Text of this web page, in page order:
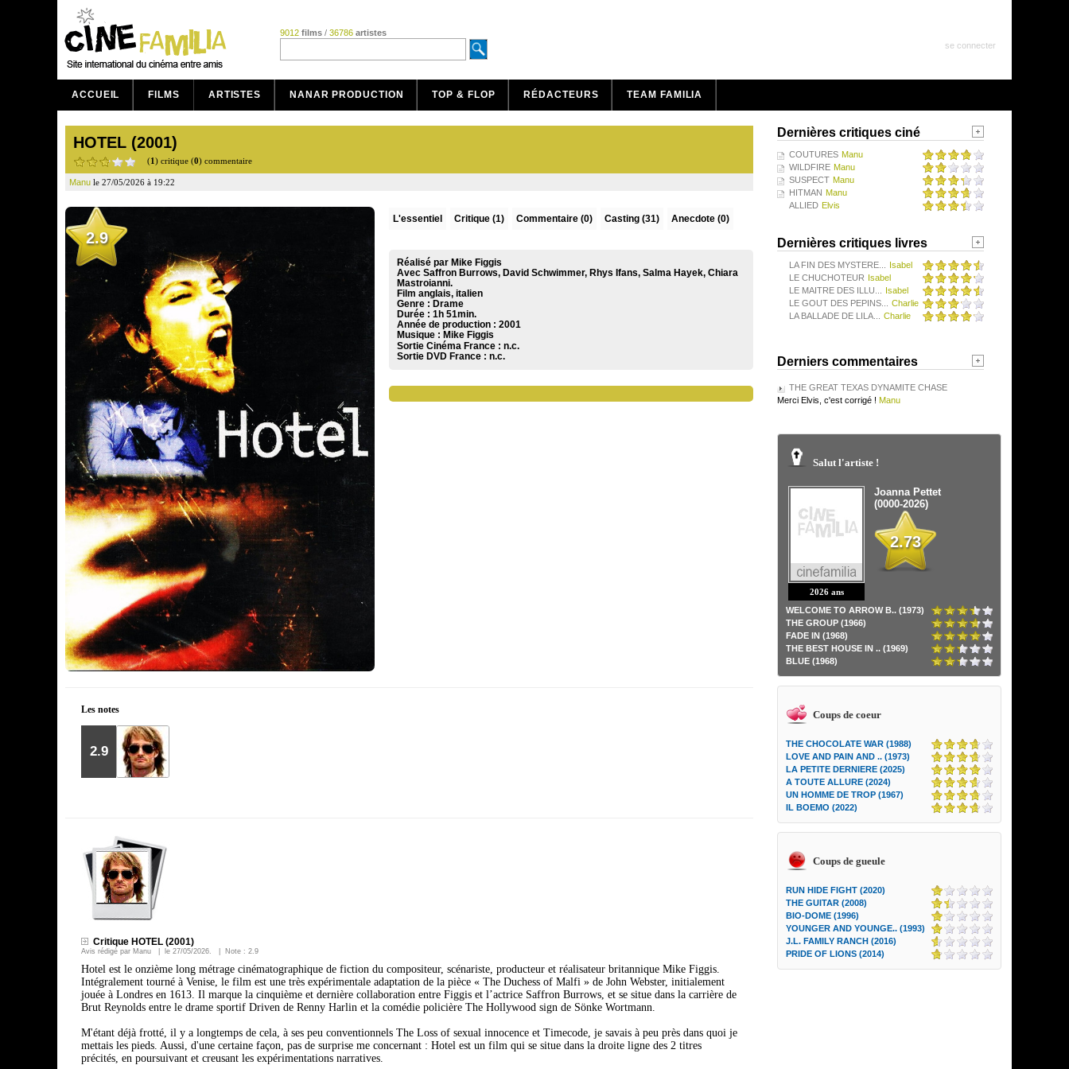
9012 films / 36786 artistes
se connecter
ACCUEIL FILMS ARTISTES NANAR PRODUCTION TOP & FLOP RÉDACTEURS TEAM FAMILIA
HOTEL (2001)
(1) critique (0) commentaire
Manu le 27/05/2026 à 19:22
2.9
L'essentiel Critique(1) Commentaire(0) Casting (31) Anecdote (0)
Réalisé par Mike Figgis
Avec Saffron Burrows, David Schwimmer, Rhys Ifans, Salma Hayek, Chiara
Mastroianni.
Film anglais, italien
Genre : Drame
Durée : 1h 51min.
Année de production : 2001
Musique : Mike Figgis
Sortie Cinéma France : n.c.
Sortie DVD France : n.c.
Les notes
2.9
Critique HOTEL (2001)
Avis rédigé par Manu | le 27/05/2026. | Note : 2.9
Hotel est le onzième long métrage cinématographique de fiction du compositeur, scénariste, producteur et réalisateur britannique Mike Figgis.
Intégralement tourné à Venise, le film est une très expérimentale adaptation de la pièce « The Duchess of Malfi » de John Webster, initialement
jouée à Londres en 1613. Il marque la cinquième et dernière collaboration entre Figgis et l’actrice Saffron Burrows, et se situe dans la carrière de
Brut Reynolds entre le drame sportif Driven de Renny Harlin et la comédie policière The Hollywood sign de Sönke Wortmann.
M'étant déjà frotté, il y a longtemps de cela, à ses peu conventionnels The Loss of sexual innocence et Timecode, je savais à peu près dans quoi je
mettais les pieds. Aussi, d'une certaine façon, pas de surprise me concernant : Hotel est un film qui se situe dans la droite ligne des 2 titres
précités, en poursuivant et creusant les expérimentations narratives.
Dernières critiques ciné
COUTURES Manu
WILDFIRE Manu
SUSPECT Manu
HITMAN Manu
ALLIED Elvis
Dernières critiques livres
LA FIN DES MYSTERE...
Isabel
LE CHUCHOTEUR Isabel
LE MAITRE DES ILLU...
Isabel
LE GOUT DES PEPINS...
Charlie
LA BALLADE DE LILA...
Charlie
Derniers commentaires
THE GREAT TEXAS DYNAMITE CHASE
Merci Elvis, c'est corrigé ! Manu
Salut l'artiste !
2026 ans
Joanna Pettet
(0000-2026)
2.73
WELCOME TO ARROW B.. (1973)
THE GROUP (1966)
FADE IN (1968)
THE BEST HOUSE IN .. (1969)
BLUE (1968)
Coups de coeur
THE CHOCOLATE WAR (1988)
LOVE AND PAIN AND .. (1973)
LA PETITE DERNIERE (2025)
A TOUTE ALLURE (2024)
UN HOMME DE TROP (1967)
IL BOEMO (2022)
Coups de gueule
RUN HIDE FIGHT (2020)
THE GUITAR (2008)
BIO-DOME (1996)
YOUNGER AND YOUNGE.. (1993)
J.L. FAMILY RANCH (2016)
PRIDE OF LIONS (2014)